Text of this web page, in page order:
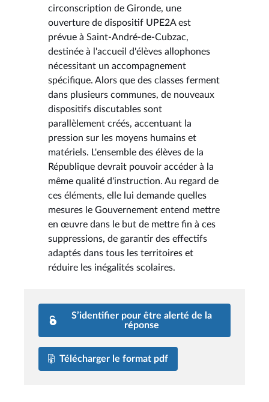
circonscription de Gironde, une
ouverture de dispositif UPE2A est
prévue à Saint-André-de-Cubzac,
destinée à l'accueil d'élèves allophones
nécessitant un accompagnement
spécifique. Alors que des classes ferment
dans plusieurs communes, de nouveaux
dispositifs discutables sont
parallèlement créés, accentuant la
pression sur les moyens humains et
matériels. L'ensemble des élèves de la
République devrait pouvoir accéder à la
même qualité d'instruction. Au regard de
ces éléments, elle lui demande quelles
mesures le Gouvernement entend mettre
en œuvre dans le but de mettre fin à ces
suppressions, de garantir des effectifs
adaptés dans tous les territoires et
réduire les inégalités scolaires.
S’identifier pour être alerté de la
réponse
Télécharger le format pdf